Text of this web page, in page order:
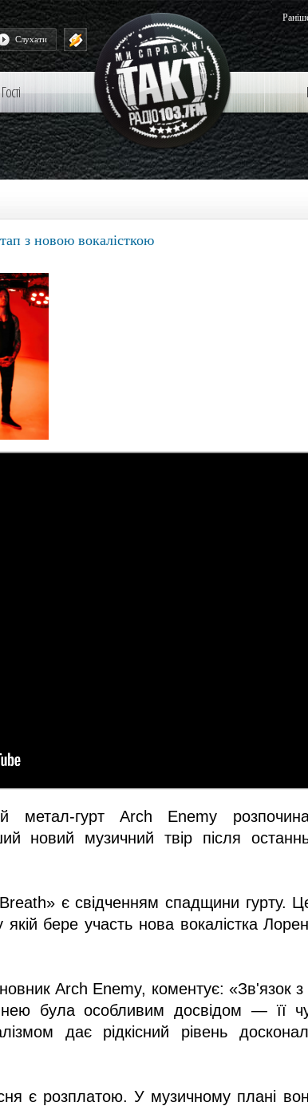
- Asking For A Friend
Слухати
Гості
з новою вокалісткою
метал-гурт Arch Enemy
новий музичний твір після
є свідченням спадщини гурту.
бере участь нова вокалістка
Arch Enemy, коментує:
була особливим досвідом — її
дає рідкісний рівень
є розплатою. У музичному плані